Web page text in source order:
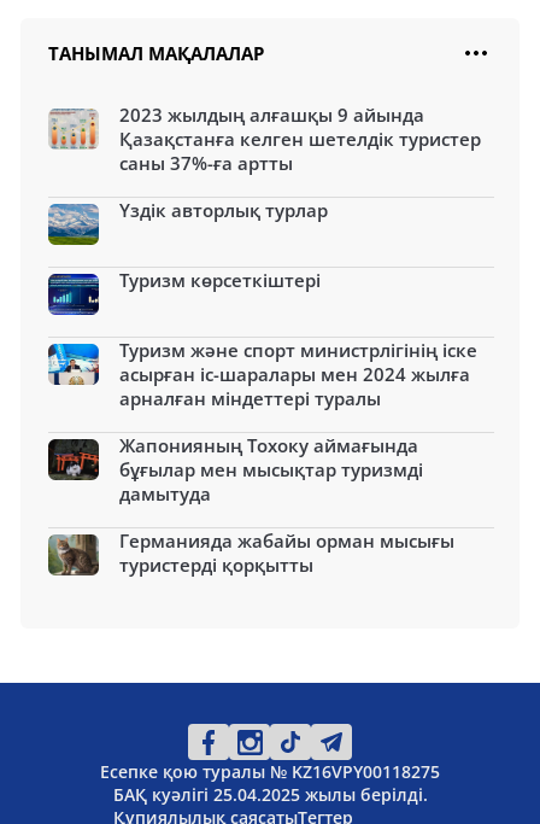
ТАНЫМАЛ МАҚАЛАЛАР
2023 жылдың алғашқы 9 айында
Қазақстанға келген шетелдік туристер
саны 37%-ға артты
Үздік авторлық турлар
Туризм көрсеткіштері
Туризм және спорт министрлігінің іске
асырған іс-шаралары мен 2024 жылға
арналған міндеттері туралы
Жапонияның Тохоку аймағында
бұғылар мен мысықтар туризмді
дамытуда
Германияда жабайы орман мысығы
туристерді қорқытты
Есепке қою туралы № KZ16VPY00118275
БАҚ куәлігі 25.04.2025 жылы берілді.
Құпиялылық саясатыТегтер